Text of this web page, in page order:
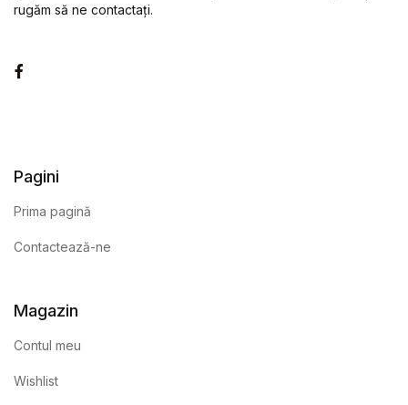
rugăm să ne contactați.
Pagini
Prima pagină
Contactează-ne
Magazin
Contul meu
Wishlist